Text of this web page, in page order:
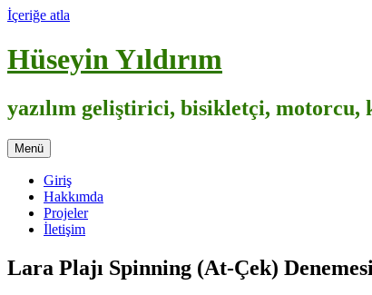
İçeriğe atla
Hüseyin Yıldırım
yazılım geliştirici, bisikletçi, motorcu,
Menü
Giriş
Hakkımda
Projeler
İletişim
Lara Plajı Spinning (At-Çek) Denemesi